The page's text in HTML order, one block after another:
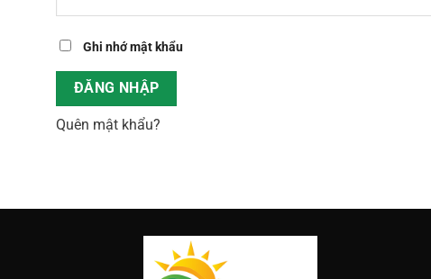
Ghi nhớ mật khẩu
ĐĂNG NHẬP
Quên mật khẩu?